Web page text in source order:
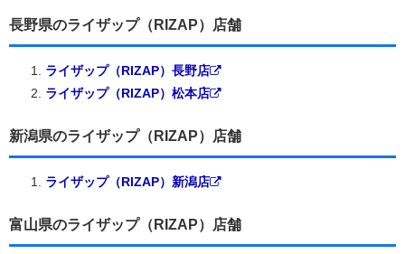
長野県のライザップ（RIZAP）店舗
ライザップ（RIZAP）長野店
ライザップ（RIZAP）松本店
新潟県のライザップ（RIZAP）店舗
ライザップ（RIZAP）新潟店
富山県のライザップ（RIZAP）店舗